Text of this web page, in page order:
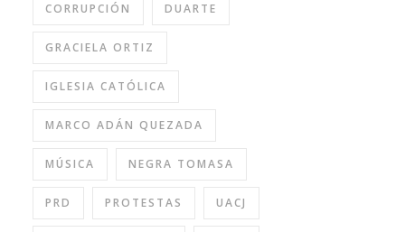
CORRUPCIÓN DUARTE
GRACIELA ORTIZ
IGLESIA CATÓLICA
MARCO ADÁN QUEZADA
MÚSICA NEGRA TOMASA
PRD PROTESTAS UACJ